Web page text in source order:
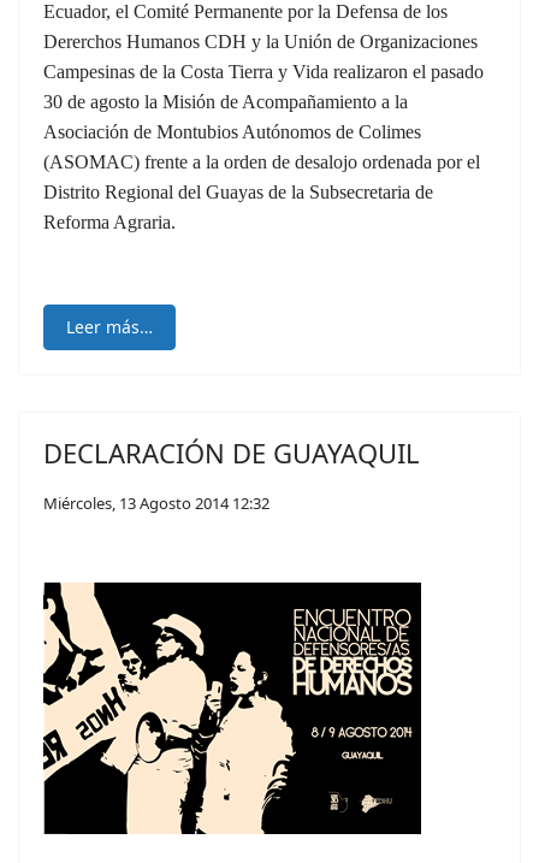
Ecuador, el Comité Permanente por la Defensa de los
Dererchos Humanos CDH y la Unión de Organizaciones
Campesinas de la Costa Tierra y Vida realizaron el pasado
30 de agosto la Misión de Acompañamiento a la
Asociación de Montubios Autónomos de Colimes
(ASOMAC) frente a la orden de desalojo ordenada por el
Distrito Regional del Guayas de la Subsecretaria de
Reforma Agraria.
Leer más…
DECLARACIÓN DE GUAYAQUIL
Miércoles, 13 Agosto 2014 12:32